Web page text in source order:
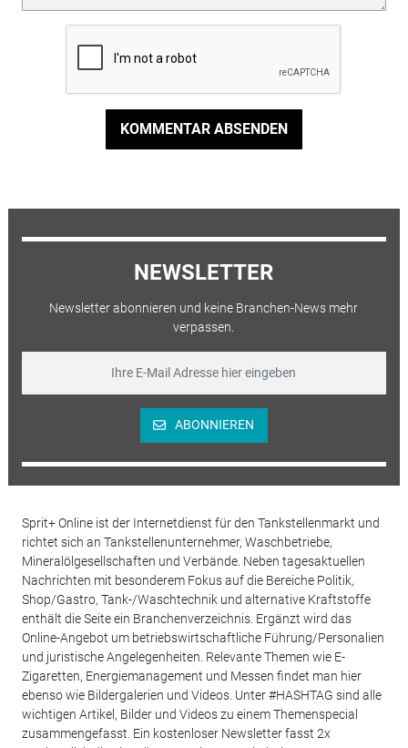
KOMMENTAR ABSENDEN
NEWSLETTER
Newsletter abonnieren und keine Branchen-News mehr
verpassen.
ABONNIEREN
Sprit+ Online ist der Internetdienst für den Tankstellenmarkt und
richtet sich an Tankstellenunternehmer, Waschbetriebe,
Mineralölgesellschaften und Verbände. Neben tagesaktuellen
Nachrichten mit besonderem Fokus auf die Bereiche Politik,
Shop/Gastro, Tank-/Waschtechnik und alternative Kraftstoffe
enthält die Seite ein Branchenverzeichnis. Ergänzt wird das
Online-Angebot um betriebswirtschaftliche Führung/Personalien
und juristische Angelegenheiten. Relevante Themen wie E-
Zigaretten, Energiemanagement und Messen findet man hier
ebenso wie Bildergalerien und Videos. Unter #HASHTAG sind alle
wichtigen Artikel, Bilder und Videos zu einem Themenspecial
zusammengefasst. Ein kostenloser Newsletter fasst 2x